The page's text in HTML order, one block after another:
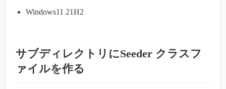
Windows11 21H2
サブディレクトリにSeeder クラスフ
ァイルを作る